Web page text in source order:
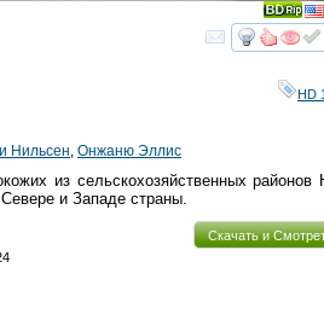
HD
Нильсен, Онжаню Эллис
из сельскохозяйственных районов
и Западе страны.
Скачать и